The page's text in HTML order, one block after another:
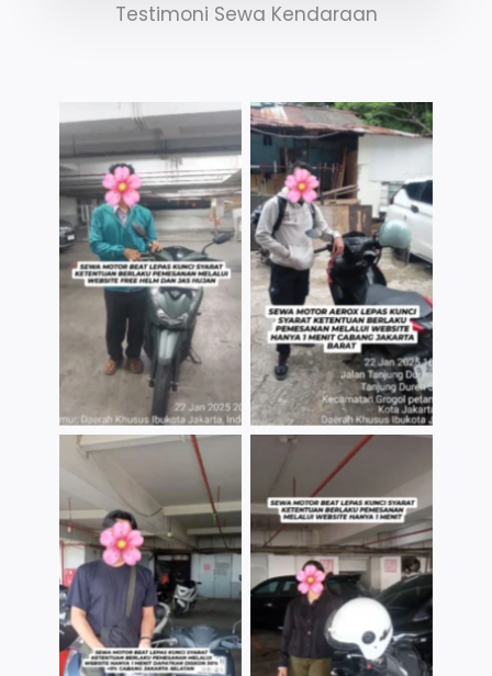
Testimoni Sewa Kendaraan
TNo Caption TNo Caption
TNo Caption TNo Caption